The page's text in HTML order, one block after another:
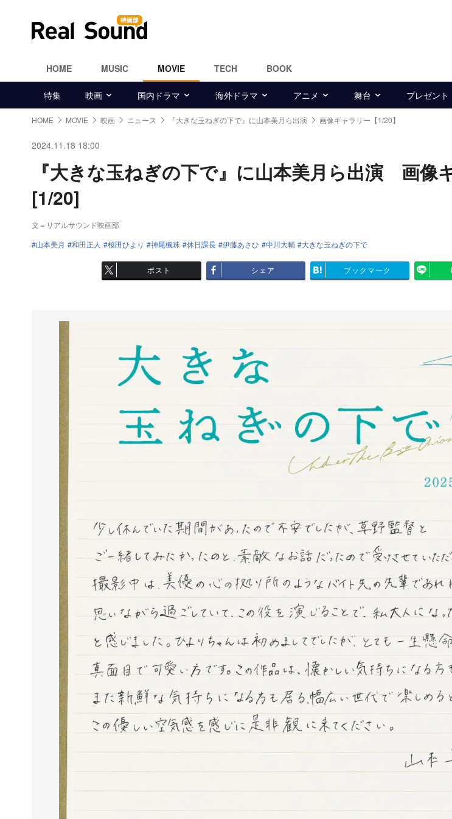
HOME MUSIC MOVIE TECH BOOK
特集 映画 国内ドラマ 海外ドラマ アニメ 舞台 プレゼント
HOME MOVIE 映画 ニュース 『大きな玉ねぎの下で』に山本美月ら出演 画像ギャラリー【1/20】
2024.11.18 18:00
『大きな玉ねぎの下で』に山本美月ら出演 画像
[1/20]
文＝リアルサウンド映画部
山本美月
和田正人 桜田ひより 神尾楓珠 休日課長 伊藤あさひ 中川大輔 大きな玉ねぎの下で
ポスト シェア ブックマーク